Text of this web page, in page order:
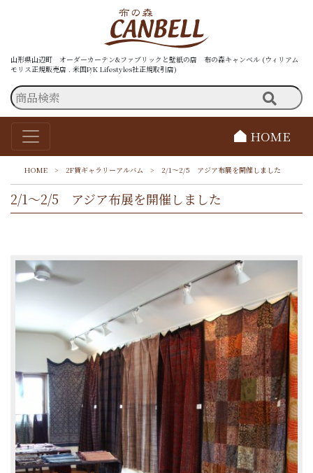
山形県山辺町 オーダーカーテン&ファブリックと壁紙の店 布の森キャンベル (ウィリアム
モリス正規販売店 . 米国P/K Lifestyles社正規取引店)
HOME
HOME > 2F貸ギャラリーアルバム > 2/1～2/5 アジア布展を開催しました
2/1～2/5 アジア布展を開催しました